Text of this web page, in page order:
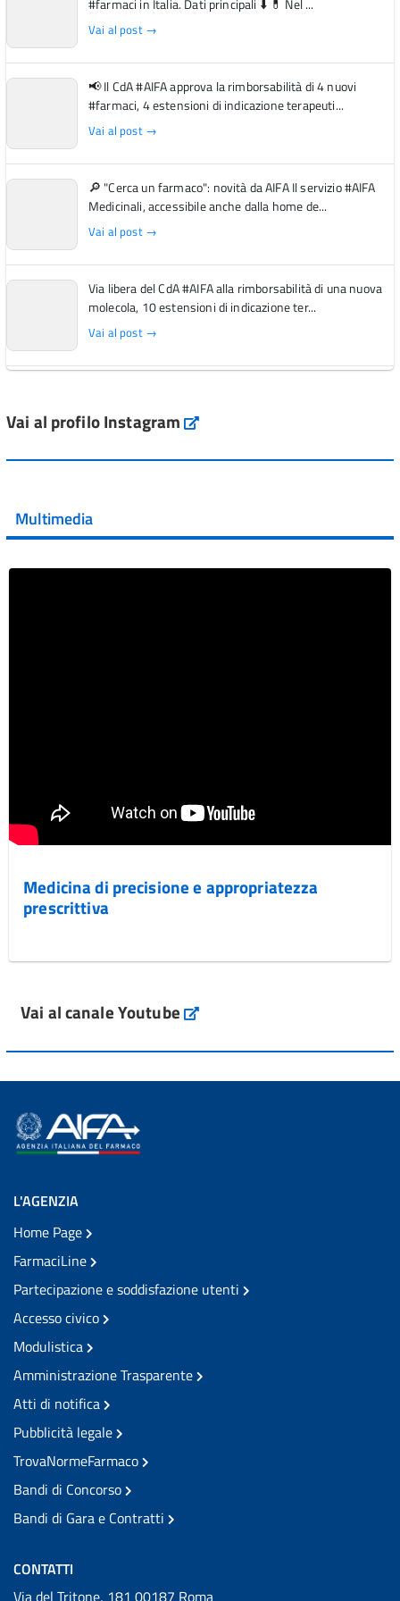
#farmaci in Italia. Dati principali ⬇️ 💊 Nel ...
Vai al post →
📢 Il CdA #AIFA approva la rimborsabilità di 4 nuovi
#farmaci, 4 estensioni di indicazione terapeuti...
Vai al post →
🔎 "Cerca un farmaco": novità da AIFA Il servizio #AIFA
Medicinali, accessibile anche dalla home de...
Vai al post →
Via libera del CdA #AIFA alla rimborsabilità di una nuova
molecola, 10 estensioni di indicazione ter...
Vai al post →
Vai al post →
Vai al post →
Vai al profilo Instagram Instagram
Multimedia
Medicina di precisione e appropriatezza
prescrittiva
Vai al canale Youtube
L'AGENZIA
Home Page
FarmaciLine
Partecipazione e soddisfazione utenti
Accesso civico
Modulistica
Amministrazione Trasparente
Atti di notifica
Pubblicità legale
TrovaNormeFarmaco
Bandi di Concorso
Bandi di Gara e Contratti
CONTATTI